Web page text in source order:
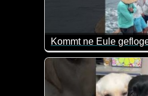
Kommt ne Eule
Das sieht man auch